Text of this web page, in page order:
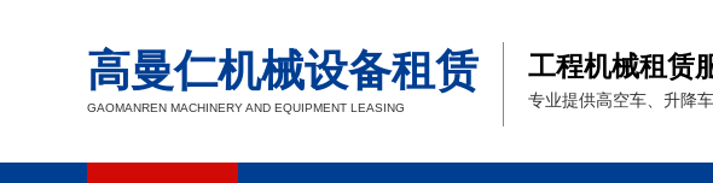
高曼仁机械设备租赁
GAOMANREN MACHINERY AND EQUIPMENT LEASING
工程机械租赁
专业提供高空车、升降